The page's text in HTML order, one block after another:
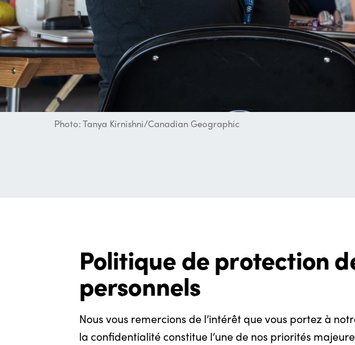
Photo: Tanya Kirnishni/Canadian Geographic
Politique de protection
personnels
Nous vous remercions de l’intérêt que vous portez à
la confidentialité constitue l’une de nos priorités